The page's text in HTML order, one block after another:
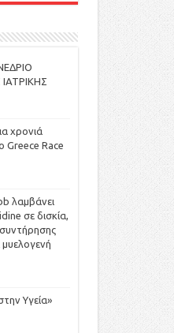
χρονιά
Greece Race
λαμβάνει
σε δισκία,
μυελογενή
Υγεία»